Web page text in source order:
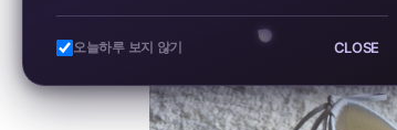
오늘하루 보지 않기 CLOSE